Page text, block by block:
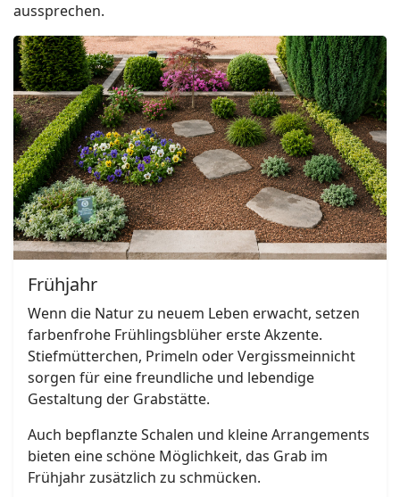
aussprechen.
Frühjahr
Wenn die Natur zu neuem Leben erwacht, setzen
farbenfrohe Frühlingsblüher erste Akzente.
Stiefmütterchen, Primeln oder Vergissmeinnicht
sorgen für eine freundliche und lebendige
Gestaltung der Grabstätte.
Auch bepflanzte Schalen und kleine Arrangements
bieten eine schöne Möglichkeit, das Grab im
Frühjahr zusätzlich zu schmücken.